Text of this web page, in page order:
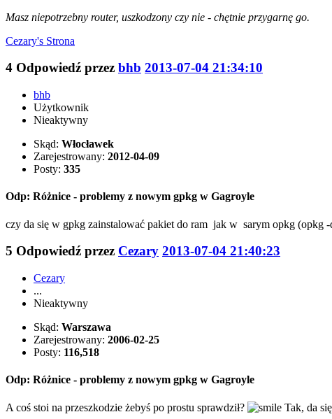
Masz niepotrzebny router, uszkodzony czy nie - chętnie przygarnę go.
Cezary's Strona
4 Odpowiedź przez bhb 2013-07-04 21:34:10
bhb
Użytkownik
Nieaktywny
Skąd: Włocławek
Zarejestrowany: 2012-04-09
Posty: 335
Odp: Różnice - problemy z nowym gpkg w Gagroyle
czy da się w gpkg zainstalować pakiet do ram jak w sarym opkg (opkg -
5 Odpowiedź przez Cezary 2013-07-04 21:40:23
Cezary
...
Nieaktywny
Skąd: Warszawa
Zarejestrowany: 2006-02-25
Posty: 116,518
Odp: Różnice - problemy z nowym gpkg w Gagroyle
A coś stoi na przeszkodzie żebyś po prostu sprawdził?
Tak, da